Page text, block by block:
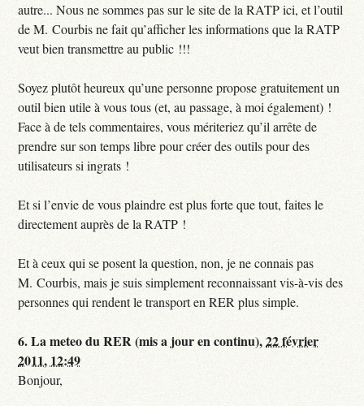
autre... Nous ne sommes pas sur le site de la RATP ici, et l’outil
de M. Courbis ne fait qu’afficher les informations que la RATP
veut bien transmettre au public !!!
Soyez plutôt heureux qu’une personne propose gratuitement un
outil bien utile à vous tous (et, au passage, à moi également) !
Face à de tels commentaires, vous mériteriez qu’il arrête de
prendre sur son temps libre pour créer des outils pour des
utilisateurs si ingrats !
Et si l’envie de vous plaindre est plus forte que tout, faites le
directement auprès de la RATP !
Et à ceux qui se posent la question, non, je ne connais pas
M. Courbis, mais je suis simplement reconnaissant vis-à-vis des
personnes qui rendent le transport en RER plus simple.
6.La meteo du RER (mis a jour en continu),22 février
2011, 12:49
Bonjour,